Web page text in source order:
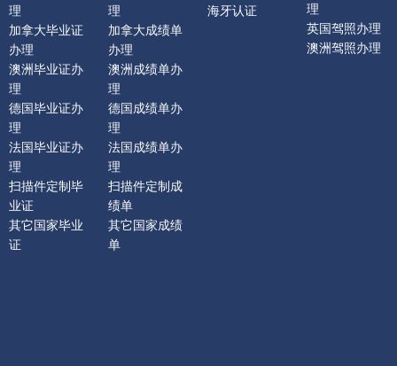
理
加拿大毕业证
办理
澳洲毕业证办
理
德国毕业证办
理
法国毕业证办
理
扫描件定制毕
业证
其它国家毕业
证
理
加拿大成绩单
办理
澳洲成绩单办
理
德国成绩单办
理
法国成绩单办
理
扫描件定制成
绩单
其它国家成绩
单
海牙认证
理
英国驾照办理
澳洲驾照办理